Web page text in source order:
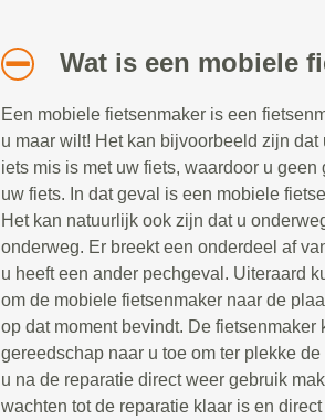
Wat is een mobiele
Een mobiele fietsenmaker is een
u maar wilt! Het kan bijvoorbeeld zijn dat
iets mis is met uw fiets, waardoor u
uw fiets. In dat geval is een mobiele
Het kan natuurlijk ook zijn dat u
onderweg. Er breekt een onderdeel af
u heeft een ander pechgeval. Uiteraard
om de mobiele fietsenmaker naar de
op dat moment bevindt. De fietsenmaker
gereedschap naar u toe om ter plekke
u na de reparatie direct weer gebruik
wachten tot de reparatie klaar is en